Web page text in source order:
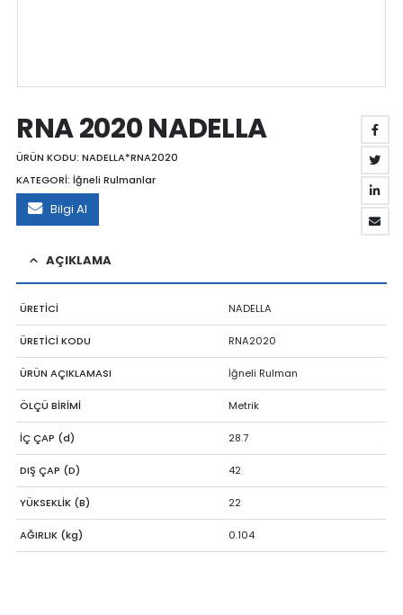
RNA 2020 NADELLA
ÜRÜN KODU: NADELLA*RNA2020
KATEGORİ: İğneli Rulmanlar
Bilgi Al
AÇIKLAMA
ÜRETİCİ NADELLA
ÜRETİCİ KODU RNA2020
ÜRÜN AÇIKLAMASI İğneli Rulman
ÖLÇÜ BİRİMİ Metrik
İÇ ÇAP (d) 28.7
DIŞ ÇAP (D) 42
YÜKSEKLİK (B) 22
AĞIRLIK (kg) 0.104